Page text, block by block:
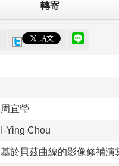
轉寄
周宜瑩
I-Ying Chou
基於貝茲曲線的影像修補演